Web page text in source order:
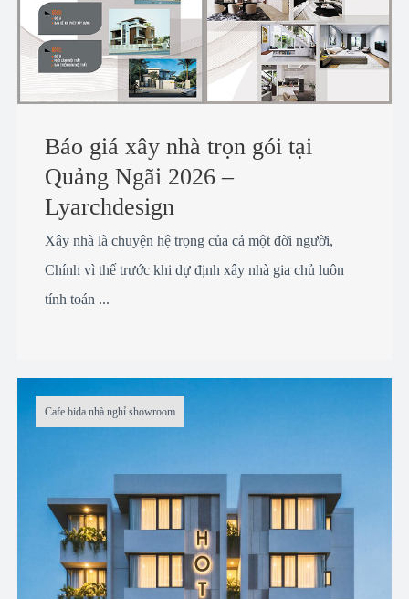
Báo giá xây nhà trọn gói tại
Quảng Ngãi 2026 –
Lyarchdesign
Xây nhà là chuyện hệ trọng của cả một đời người,
Chính vì thế trước khi dự định xây nhà gia chủ luôn
tính toán ...
Cafe bida nhà nghỉ showroom